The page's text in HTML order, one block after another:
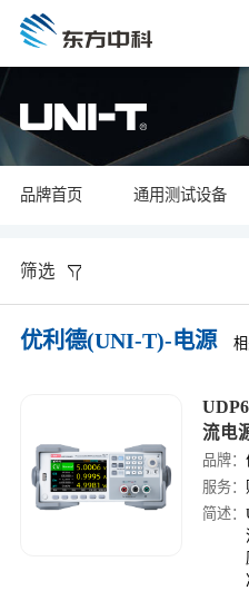
品牌首页 通用测试设备
筛选
优利德(UNI-T)-电源
流电
品牌：
服务：
简述：